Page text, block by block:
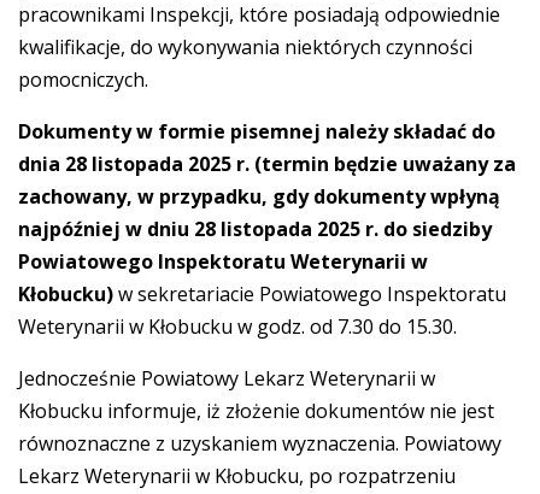
pracownikami Inspekcji, które posiadają odpowiednie
kwalifikacje, do wykonywania niektórych czynności
pomocniczych.
Dokumenty w formie pisemnej należy składać do
dnia 28 listopada 2025 r. (termin będzie uważany za
zachowany, w przypadku, gdy dokumenty wpłyną
najpóźniej w dniu 28 listopada 2025 r. do siedziby
Powiatowego Inspektoratu Weterynarii w
Kłobucku)w sekretariacie Powiatowego Inspektoratu
Weterynarii w Kłobucku w godz. od 7.30 do 15.30.
Jednocześnie Powiatowy Lekarz Weterynarii w
Kłobucku informuje, iż złożenie dokumentów nie jest
równoznaczne z uzyskaniem wyznaczenia. Powiatowy
Lekarz Weterynarii w Kłobucku, po rozpatrzeniu